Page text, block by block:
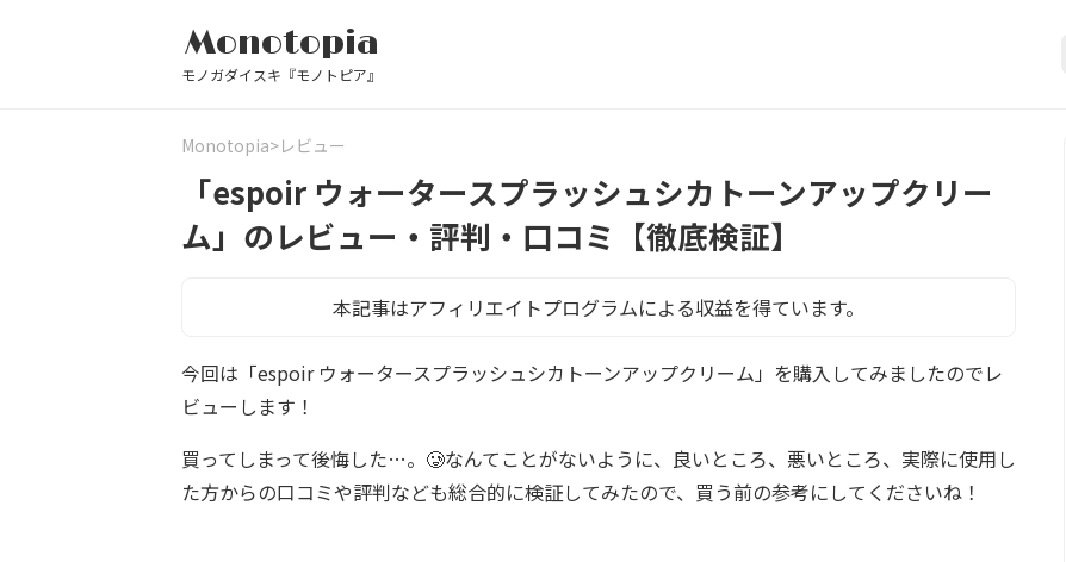
Monotopia
モノガダイスキ『モノトピア』
Monotopia レビュー
「espoir ウォータースプラッシュシカトーンアップクリー
ム」のレビュー・評判・口コミ【徹底検証】
本記事はアフィリエイトプログラムによる収益を得ています。
今回は「espoir ウォータースプラッシュシカトーンアップクリーム」を購入してみましたのでレ
ビューします！
買ってしまって後悔した…。🥲なんてことがないように、良いところ、悪いところ、実際に使用し
た方からの口コミや評判なども総合的に検証してみたので、買う前の参考にしてくださいね！